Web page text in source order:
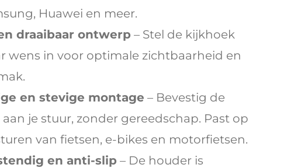
Huawei en meer.
draaibaar ontwerp – Stel de kijkhoek
wens in voor optimale zichtbaarheid en
en stevige montage – Bevestig de
je stuur, zonder gereedschap. Past op
van fietsen, e-bikes en motorfietsen.
en anti-slip – De houder is